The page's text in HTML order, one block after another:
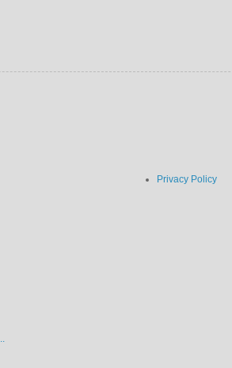
Privacy Policy